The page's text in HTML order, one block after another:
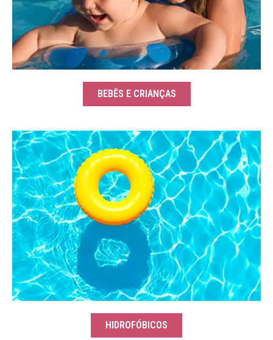
BEBÊS E CRIANÇAS
HIDROFÓBICOS